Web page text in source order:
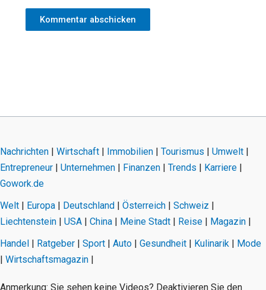
Nachrichten | Wirtschaft | Immobilien | Tourismus | Umwelt |
Entrepreneur | Unternehmen | Finanzen | Trends | Karriere |
Gowork.de
Welt | Europa | Deutschland | Österreich | Schweiz |
Liechtenstein | USA | China | Meine Stadt | Reise | Magazin |
Handel | Ratgeber | Sport | Auto | Gesundheit | Kulinarik | Mode
| Wirtschaftsmagazin |
Anmerkung: Sie sehen keine Videos? Deaktivieren Sie den